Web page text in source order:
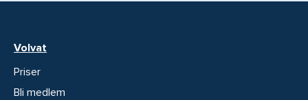
Volvat
Priser
Bli medlem